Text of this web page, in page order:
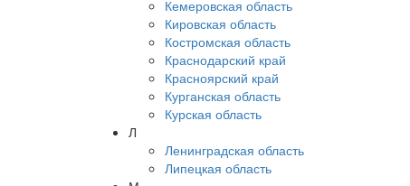
Кемеровская область
Кировская область
Костромская область
Краснодарский край
Красноярский край
Курганская область
Курская область
Л
Ленинградская область
Липецкая область